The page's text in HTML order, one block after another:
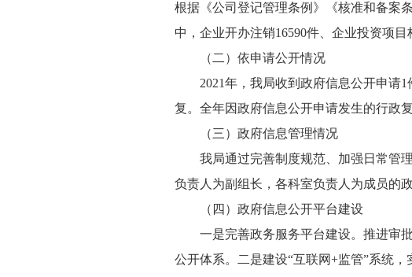
根据《公司登记管理条例》《核准和备案
中，企业开办注销16590件、企业投资项
（二）依申请公开情况
2021年，我局收到政府信息公开申请1
复。全年因政府信息公开申请发生的行政复
（三）政府信息管理情况
我局通过完善制度规范、加强日常管理
负责人为副组长，各科室负责人为成员的
（四）政府信息公开平台建设
一是完善政务服务平台建设。推进审批
公开体系。二是建设“互联网+监管”系统